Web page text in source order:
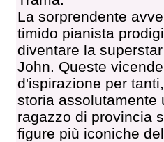
La sorprendente
timido pianista
diventare la
John. Queste
d'ispirazione per
storia assolutamente
ragazzo di provincia
figure più iconiche